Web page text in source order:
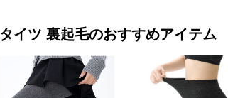
タイツ 裏起毛のおすすめアイテム